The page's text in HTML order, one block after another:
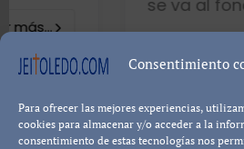
Consentimiento
Para ofrecer las mejores experiencias,
cookies para almacenar y/o acceder a la
consentimiento de estas tecnologías nos
se va al fondo […]
Pablo Blanco